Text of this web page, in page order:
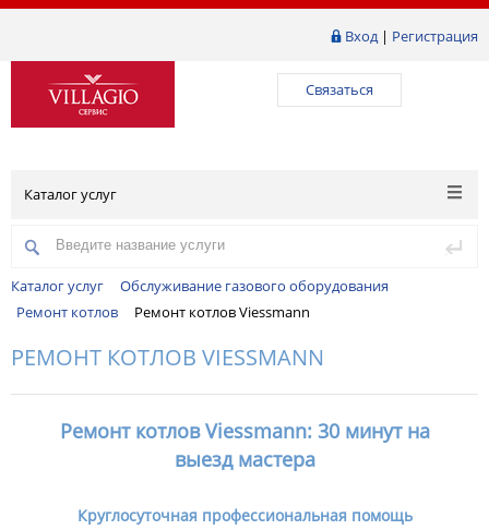
Вход| Регистрация
Связаться
Каталог услуг
Каталог услуг
Обслуживание газового оборудования
Ремонт котлов
Ремонт котлов Viessmann
РЕМОНТ КОТЛОВ VIESSMANN
Ремонт котлов Viessmann: 30 минут на
выезд мастера
Круглосуточная профессиональная помощь